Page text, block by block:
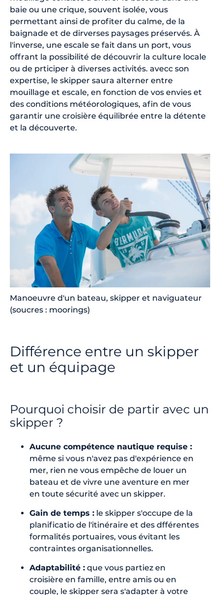
baie ou une crique, souvent isolée, vous
permettant ainsi de profiter du calme, de la
baignade et de dirverses paysages préservés. À
l'inverse, une escale se fait dans un port, vous
offrant la possibilité de découvrir la culture locale
ou de prticiper à diverses activités. avecc son
expertise, le skipper saura alterner entre
mouillage et escale, en fonction de vos envies et
des conditions météorologiques, afin de vous
garantir une croisière équilibrée entre la détente
et la découverte.
Manoeuvre d'un bateau, skipper et naviguateur
(soucres : moorings)
Différence entre un skipper
et un équipage
Pourquoi choisir de partir avec un
skipper ?
Aucune compétence nautique requise :
même si vous n'avez pas d'expérience en
mer, rien ne vous empêche de louer un
bateau et de vivre une aventure en mer
en toute sécurité avec un skipper.
Gain de temps : le skipper s'occupe de la
planificatio de l'itinéraire et des dfférentes
formalités portuaires, vous évitant les
contraintes organisationnelles.
Adaptabilité : que vous partiez en
croisière en famille, entre amis ou en
couple, le skipper sera s'adapter à votre